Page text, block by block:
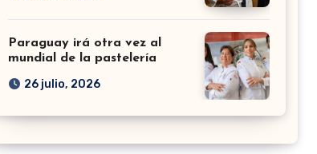
Paraguay irá otra vez al
mundial de la pastelería
26 julio, 2026